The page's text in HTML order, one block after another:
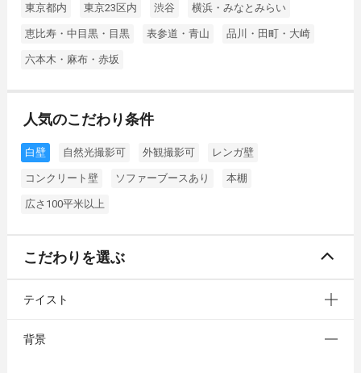
東京都内 東京23区内 渋谷 横浜・みなとみらい
恵比寿・中目黒・目黒 表参道・青山 品川・田町・大崎
六本木・麻布・赤坂
人気のこだわり条件
白壁 自然光撮影可 外観撮影可 レンガ壁
コンクリート壁 ソファーブースあり 本棚
広さ100平米以上
こだわりを選ぶ
テイスト
背景